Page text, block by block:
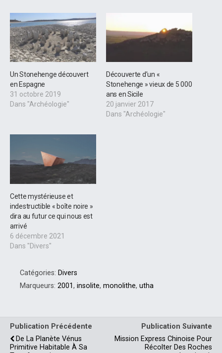
Un Stonehenge découvert
en Espagne
31 octobre 2019
Dans "Archéologie"
Découverte d’un «
Stonehenge » vieux de 5 000
ans en Sicile
20 janvier 2017
Dans "Archéologie"
Cette mystérieuse et
indestructible « boîte noire »
dira au futur ce qui nous est
arrivé
6 décembre 2021
Dans "Divers"
Catégories: Divers
Marqueurs: 2001, insolite, monolithe, utha
Publication Précédente
De La Planète Vénus
Primitive Habitable À Sa
Publication Suivante
Mission Express Chinoise Pour
Récolter Des Roches